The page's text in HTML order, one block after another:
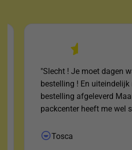
"Slecht ! Je moet dagen
bestelling ! En uiteindelijk na
bestelling afgeleverd Maar de
packcenter heeft me wel
dank !"Tosca